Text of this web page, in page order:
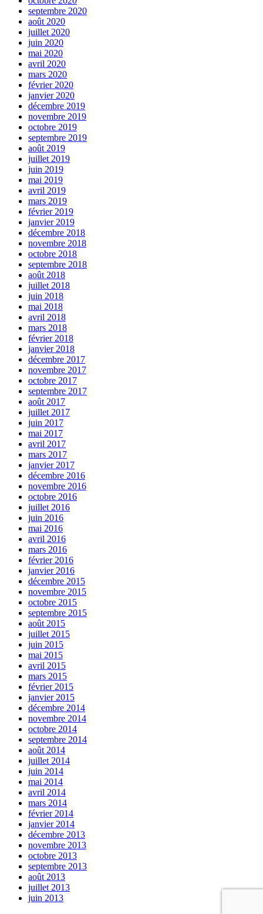
septembre 2020
août 2020
juillet 2020
juin 2020
mai 2020
avril 2020
mars 2020
février 2020
janvier 2020
décembre 2019
novembre 2019
octobre 2019
septembre 2019
août 2019
juillet 2019
juin 2019
mai 2019
avril 2019
mars 2019
février 2019
janvier 2019
décembre 2018
novembre 2018
octobre 2018
septembre 2018
août 2018
juillet 2018
juin 2018
mai 2018
avril 2018
mars 2018
février 2018
janvier 2018
décembre 2017
novembre 2017
octobre 2017
septembre 2017
août 2017
juillet 2017
juin 2017
mai 2017
avril 2017
mars 2017
janvier 2017
décembre 2016
novembre 2016
octobre 2016
juillet 2016
juin 2016
mai 2016
avril 2016
mars 2016
février 2016
janvier 2016
décembre 2015
novembre 2015
octobre 2015
septembre 2015
août 2015
juillet 2015
juin 2015
mai 2015
avril 2015
mars 2015
février 2015
janvier 2015
décembre 2014
novembre 2014
octobre 2014
septembre 2014
août 2014
juillet 2014
juin 2014
mai 2014
avril 2014
mars 2014
février 2014
janvier 2014
décembre 2013
novembre 2013
octobre 2013
septembre 2013
août 2013
juillet 2013
juin 2013